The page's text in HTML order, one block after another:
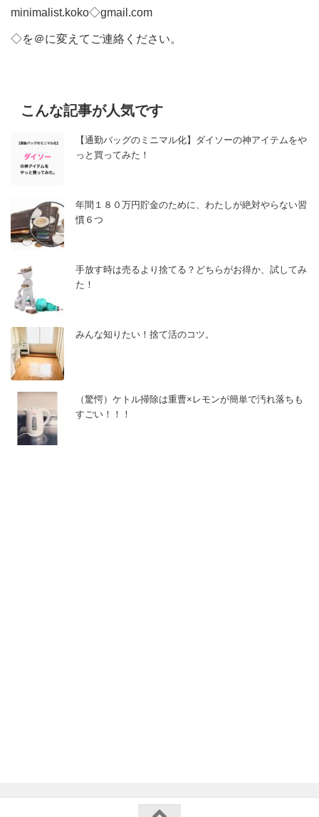
minimalist.koko◇gmail.com
◇を＠に変えてご連絡ください。
こんな記事が人気です
【通勤バッグのミニマル化】ダイソーの神アイテムをや
っと買ってみた！
年間１８０万円貯金のために、わたしが絶対やらない習
慣６つ
手放す時は売るより捨てる？どちらがお得か、試してみ
た！
みんな知りたい！捨て活のコツ。
（驚愕）ケトル掃除は重曹×レモンが簡単で汚れ落ちも
すごい！！！